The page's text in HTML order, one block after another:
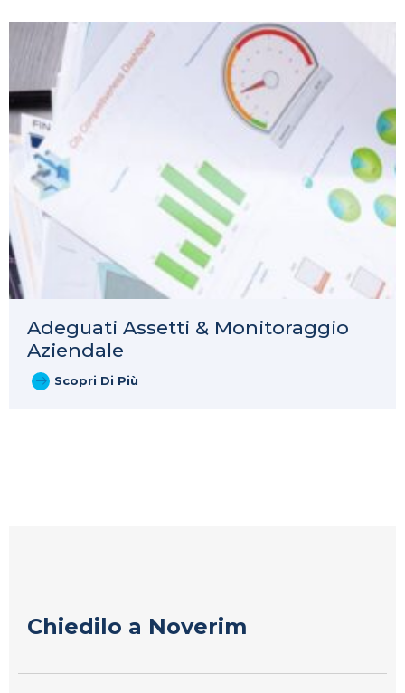
Adeguati Assetti & Monitoraggio
Aziendale
Scopri Di Più
Chiedilo a Noverim